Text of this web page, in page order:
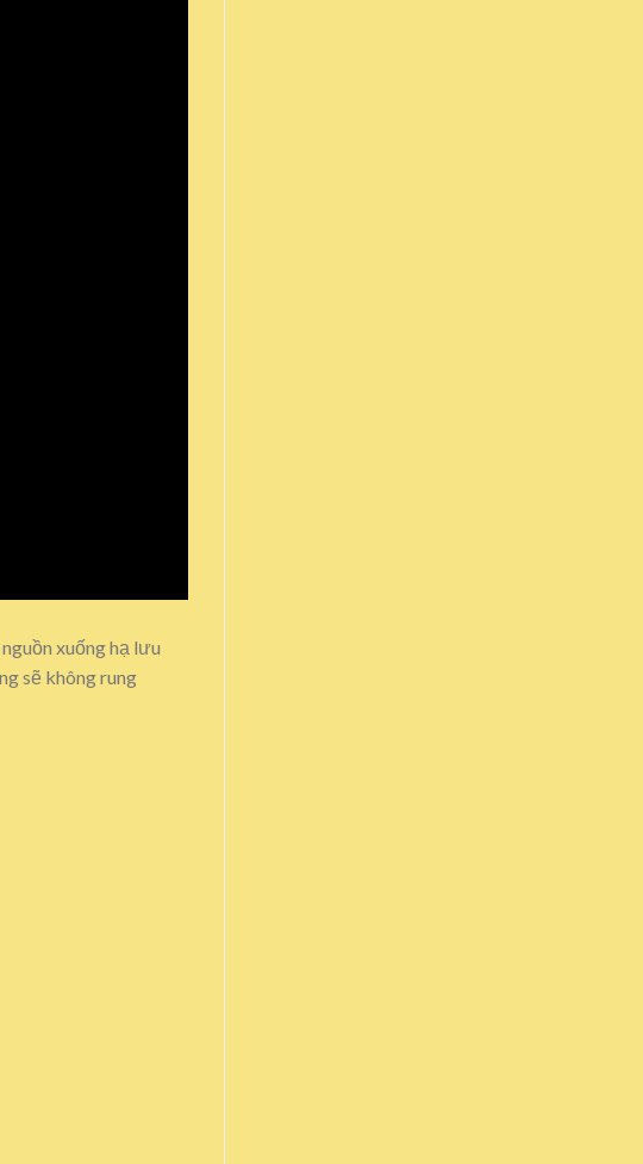
xuống hạ lưu
sẽ không rung